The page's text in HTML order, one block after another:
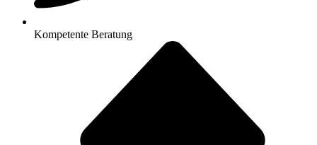
Kompetente Beratung